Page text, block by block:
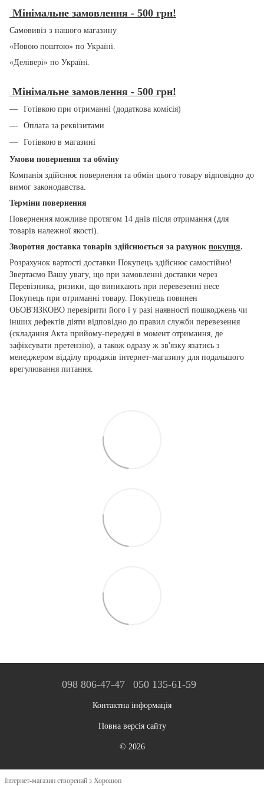
Мінімальне замовлення - 500 грн!
Самовивіз з нашого магазину
«Новою поштою» по Україні.
«Делівері» по Україні.
Мінімальне замовлення - 500 грн!
Готівкою при отриманні (додаткова комісія)
Оплата за реквізитами
Готівкою в магазині
Умови повернення та обміну
Компанія здійснює повернення та обмін цього товару відповідно до
вимог законодавства.
Терміни повернення
Повернення можливе протягом 14 днів після отримання (для
товарів належної якості).
Зворотня доставка товарів здійснюється за рахунок покупця.
Розрахунок вартості доставки Покупець здійснює самостійно!
Звертаємо Вашу увагу, що при замовленні доставки через
Перевізника, ризики, що виникають при перевезенні несе
Покупець при отриманні товару. Покупець повинен
ОБОВ'ЯЗКОВО перевірити його і у разі наявності пошкоджень чи
інших дефектів діяти відповідно до правил служби перевезення
(складання Акта прийому-передачі в момент отримання, де
зафіксувати претензію), а також одразу ж зв'язку язатись з
менеджером відділу продажів інтернет-магазину для подальшого
врегулювання питання.
098 806-47-47 050 135-61-59
Контактна інформація
Повна версія сайту
© 2026
Інтернет-магазин створений з Хорошоп